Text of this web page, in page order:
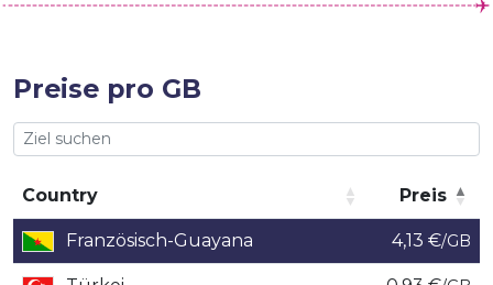
Preise pro GB
Country
Preis
Country
Preis
Französisch-Guayana 4,13 €/GB